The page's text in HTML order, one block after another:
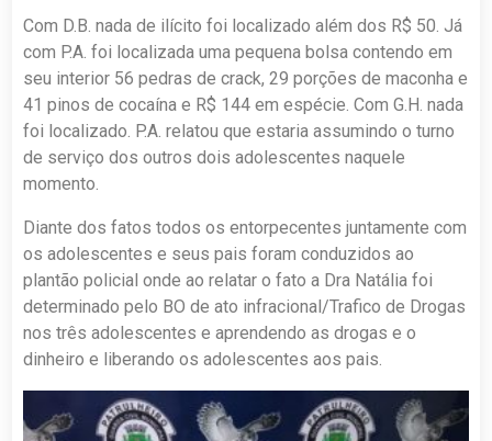
Com D.B. nada de ilícito foi localizado além dos R$ 50. Já
com P.A. foi localizada uma pequena bolsa contendo em
seu interior 56 pedras de crack, 29 porções de maconha e
41 pinos de cocaína e R$ 144 em espécie. Com G.H. nada
foi localizado. P.A. relatou que estaria assumindo o turno
de serviço dos outros dois adolescentes naquele
momento.
Diante dos fatos todos os entorpecentes juntamente com
os adolescentes e seus pais foram conduzidos ao
plantão policial onde ao relatar o fato a Dra Natália foi
determinado pelo BO de ato infracional/Trafico de Drogas
nos três adolescentes e aprendendo as drogas e o
dinheiro e liberando os adolescentes aos pais.